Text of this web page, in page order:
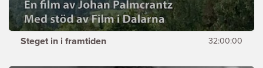
Steget in i framtiden 32:00:00